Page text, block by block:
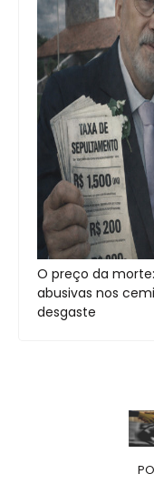
O preço da
abusivas nos
desgaste